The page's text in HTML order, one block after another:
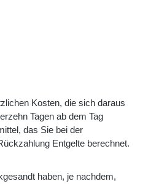
Kosten, die sich daraus
Tagen ab dem Tag
das Sie bei der
Entgelte berechnet.
haben, je nachdem,